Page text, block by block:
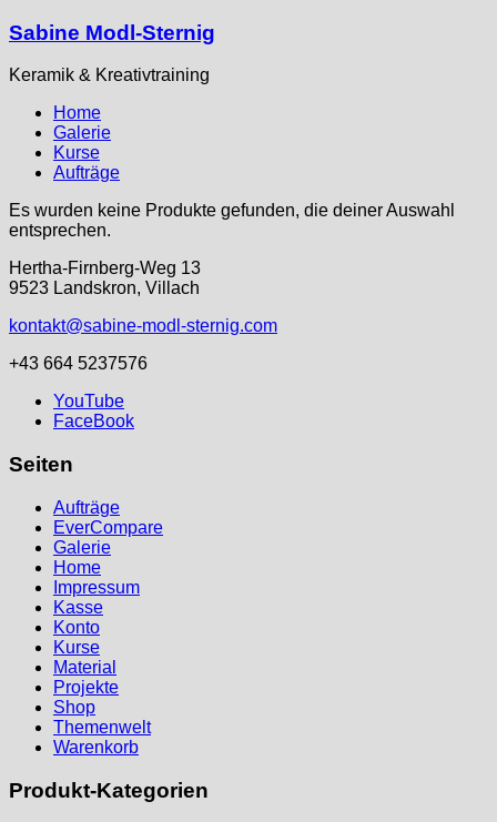
Sabine Modl-Sternig
Keramik & Kreativtraining
Home
Galerie
Kurse
Aufträge
Es wurden keine Produkte gefunden, die deiner Auswahl
entsprechen.
Hertha-Firnberg-Weg 13
9523 Landskron, Villach
kontakt@sabine-modl-sternig.com
+43 664 5237576
YouTube
FaceBook
Seiten
Aufträge
EverCompare
Galerie
Home
Impressum
Kasse
Konto
Kurse
Material
Projekte
Shop
Themenwelt
Warenkorb
Produkt-Kategorien